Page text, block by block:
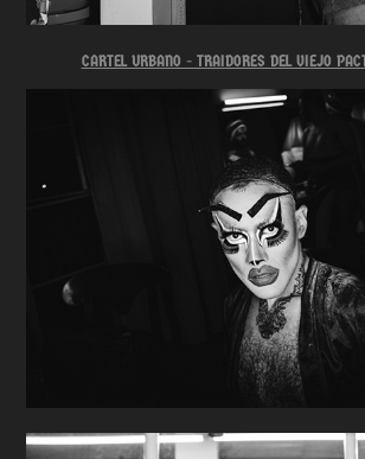
CARTEL URBANO - TRAIDORES DEL VIEJO